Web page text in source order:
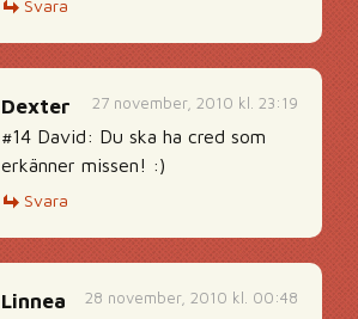
Svara
27 november, 2010 kl. 23:19
Dexter
#14 David: Du ska ha cred som
erkänner missen! :)
Svara
28 november, 2010 kl. 00:48
Linnea